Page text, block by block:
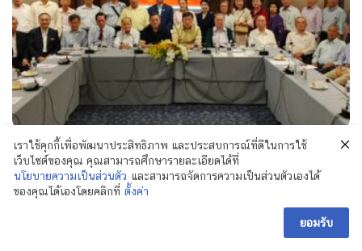
มูลนิธิศรัทธาสงเคราะห์ (ช่งเต็กเซี่ยงตึ๊ง) จัดประชุม
สมัยที่ 30 ครั้งที่ 5 เพื่อรายงานกิจกรรมและบัญชีเดือน
1 – 3 พ.ศ.2569 รวมถึงหารือเรื่องงานทิ้งกระจาด
เราใช้คุกกี้เพื่อพัฒนาประสิทธิภาพ และประสบการณ์ที่ดีในการใช้
เว็บไซต์ของคุณ คุณสามารถศึกษารายละเอียดได้ที่
นโยบายความเป็นส่วนตัว และสามารถจัดการความเป็นส่วนตัวเองได้
ของคุณได้เองโดยคลิกที่ ตั้งค่า
ยอมรับ